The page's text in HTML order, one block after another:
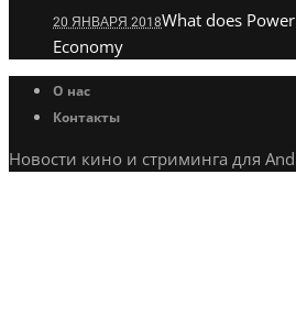
20 ЯНВАРЯ 2018What does
Economy
О нас
Контакты
Новости кино и стриминга для